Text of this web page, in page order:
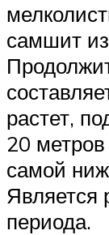
самшит
растет,
20
самой
Является
периода.